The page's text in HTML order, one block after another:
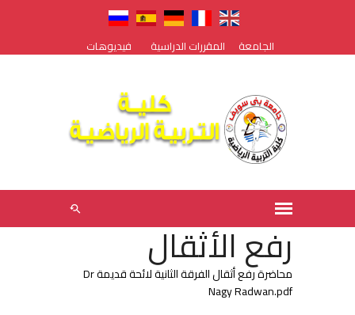
الجامعة المقررات الدراسية فيديوهات
رفع الأثقال
محاضرة رفع أثقال الفرقة الثانية لائحة قديمة Dr
Nagy Radwan.pdf